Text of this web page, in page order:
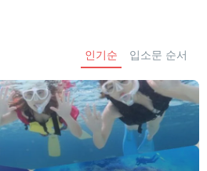
인기순 입소문 순서